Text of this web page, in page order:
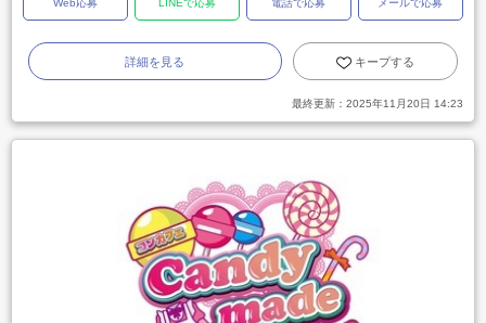
Web応募 LINEで応募 電話で応募 メールで応募
詳細を見る キープする
最終更新： 2025年11月20日 14:23